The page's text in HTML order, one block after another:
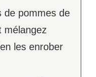
de pommes de
mélangez
les enrober